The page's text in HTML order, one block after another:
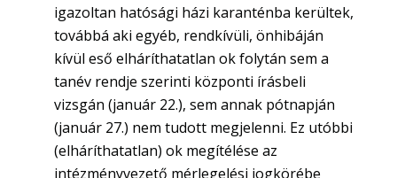
igazoltan hatósági házi karanténba kerültek,
továbbá aki egyéb, rendkívüli, önhibáján
kívül eső elháríthatatlan ok folytán sem a
tanév rendje szerinti központi írásbeli
vizsgán (január 22.), sem annak pótnapján
(január 27.) nem tudott megjelenni. Ez utóbbi
(elháríthatatlan) ok megítélése az
intézményvezető mérlegelési jogkörébe